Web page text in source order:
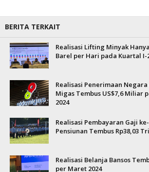
BERITA TERKAIT
Realisasi Lifting Minyak
Barel per Hari pada Kuartal I-
Realisasi Penerimaan
Migas Tembus US$7,6 Miliar
2024
Realisasi Pembayaran Gaji
Pensiunan Tembus Rp38,03
Realisasi Belanja Bansos
per Maret 2024